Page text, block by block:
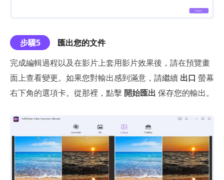
步驟5
匯出您的文件
完成編輯過程以及在影片上套用影片效果後，請在預覽畫
面上查看變更。如果您對輸出感到滿意，請繼續 出口 螢幕
右下角的選項卡。從那裡，點擊 開始匯出 保存您的輸出。